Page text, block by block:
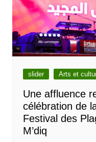
slider Arts et
Une affluence
célébration de
Festival des
M’diq